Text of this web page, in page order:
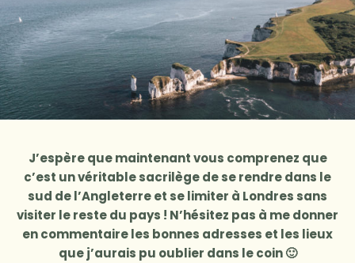
J’espère que maintenant vous comprenez que
c’est un véritable sacrilège de se rendre dans le
sud de l’Angleterre et se limiter à Londres sans
visiter le reste du pays ! N’hésitez pas à me donner
en commentaire les bonnes adresses et les lieux
que j’aurais pu oublier dans le coin 🙂